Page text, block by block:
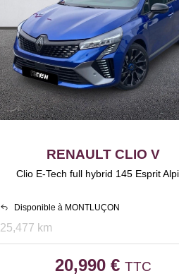
RENAULT CLIO V
Clio E-Tech full hybrid 145 Esprit
Disponible à MONTLUÇON
25,477 km
20,990 €TTC